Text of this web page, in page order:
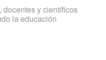
principal
docentes y científicos
la educación